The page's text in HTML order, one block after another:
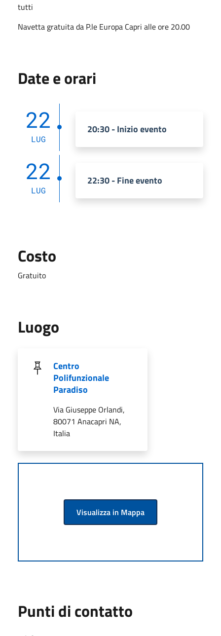
tutti
Navetta gratuita da P.le Europa Capri alle ore 20.00
Date e orari
22
LUG
20:30 - Inizio evento
22
LUG
22:30 - Fine evento
Costo
Gratuito
Luogo
Centro
Polifunzionale
Paradiso
Via Giuseppe Orlandi,
80071 Anacapri NA,
Italia
Visualizza in Mappa
Punti di contatto